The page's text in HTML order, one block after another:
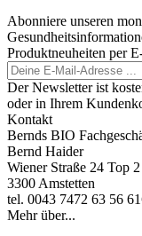
Abonniere unseren
Produktneuheiten per
Der Newsletter ist
oder in Ihrem
Kontakt
Bernds BIO
Bernd Haider
Wiener Straße 24 Top 2
3300 Amstetten
tel. 0043 7472 63 56
Mehr über...